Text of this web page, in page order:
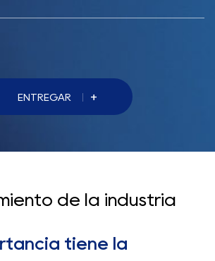
ENTREGAR +
de la industria
tiene la